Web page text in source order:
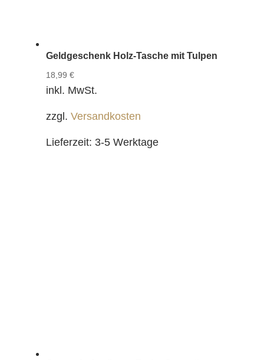
Geldgeschenk Holz-Tasche mit Tulpen
18,99 €
inkl. MwSt.
zzgl. Versandkosten
Lieferzeit: 3-5 Werktage